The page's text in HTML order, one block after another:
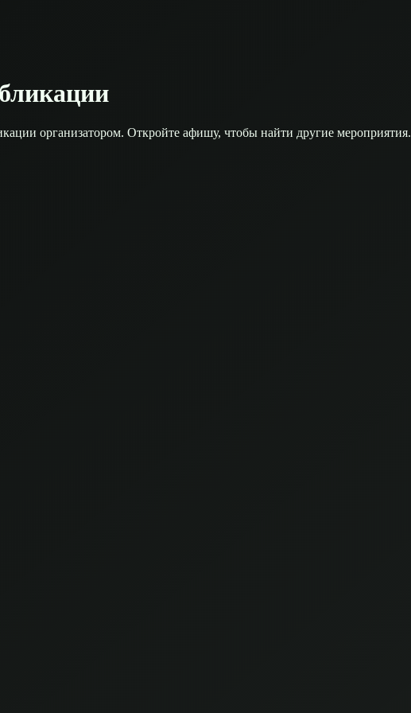
организатором. Откройте афишу, чтобы найти другие мероприятия.